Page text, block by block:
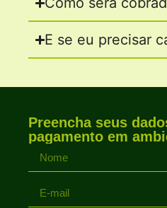
E se eu precisar
Preencha seus
pagamento em